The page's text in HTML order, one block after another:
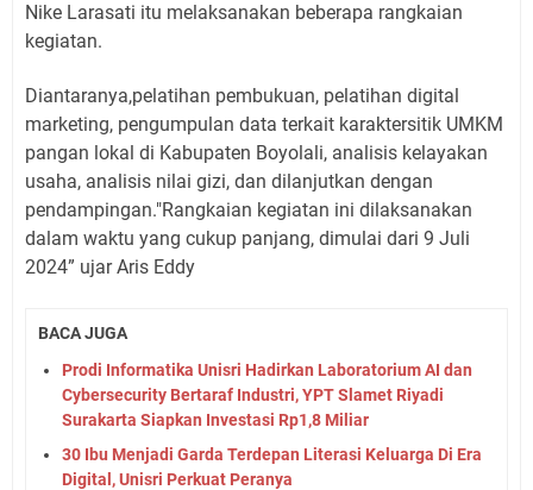
Nike Larasati itu melaksanakan beberapa rangkaian
kegiatan.
Diantaranya,pelatihan pembukuan, pelatihan digital
marketing, pengumpulan data terkait karaktersitik UMKM
pangan lokal di Kabupaten Boyolali, analisis kelayakan
usaha, analisis nilai gizi, dan dilanjutkan dengan
pendampingan."Rangkaian kegiatan ini dilaksanakan
dalam waktu yang cukup panjang, dimulai dari 9 Juli
2024” ujar Aris Eddy
BACA JUGA
Prodi Informatika Unisri Hadirkan Laboratorium AI dan
Cybersecurity Bertaraf Industri, YPT Slamet Riyadi
Surakarta Siapkan Investasi Rp1,8 Miliar
30 Ibu Menjadi Garda Terdepan Literasi Keluarga Di Era
Digital, Unisri Perkuat Peranya